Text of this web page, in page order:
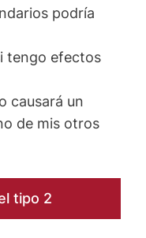
podría
tengo efectos
causará un
de mis otros
tipo 2